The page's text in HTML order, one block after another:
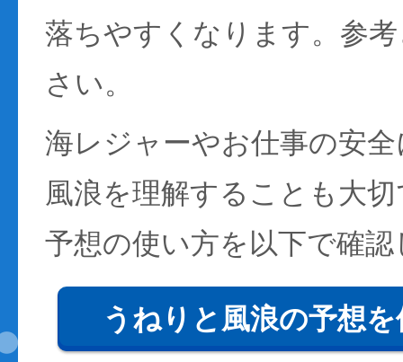
落ちやすくなります。参
さい。
海レジャーやお仕事の安
風浪を理解することも大
予想の使い方を以下で確
うねりと風浪の予想